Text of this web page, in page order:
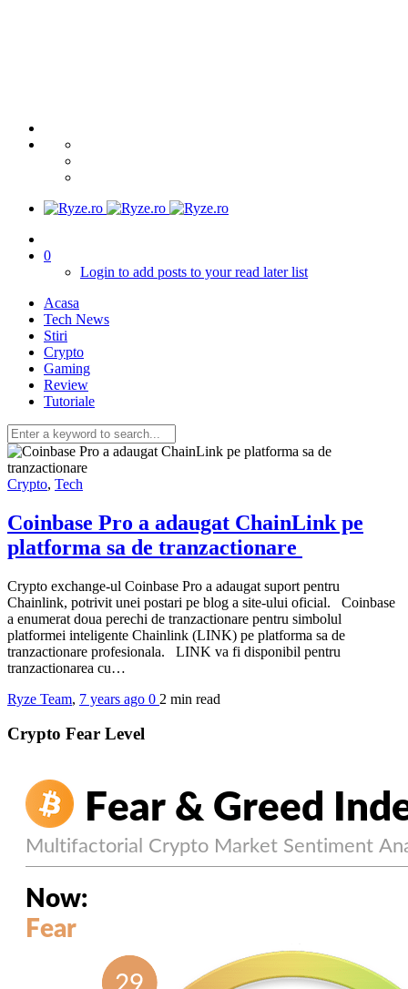
0
Login to add posts to your read later list
Acasa
Tech News
Stiri
Crypto
Gaming
Review
Tutoriale
Crypto, Tech
Coinbase Pro a adaugat ChainLink pe
platforma sa de tranzactionare
Crypto exchange-ul Coinbase Pro a adaugat suport pentru
Chainlink, potrivit unei postari pe blog a site-ului oficial. Coinbase
a enumerat doua perechi de tranzactionare pentru simbolul
platformei inteligente Chainlink (LINK) pe platforma sa de
tranzactionare profesionala. LINK va fi disponibil pentru
tranzactionarea cu…
Ryze Team, 7 years ago 0 2 min read
Crypto Fear Level